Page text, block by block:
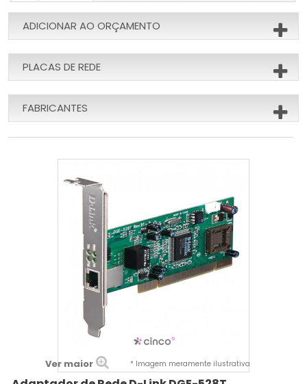
ADICIONAR AO ORÇAMENTO
PLACAS DE REDE
FABRICANTES
Ver maior * Imagem meramente ilustrativa